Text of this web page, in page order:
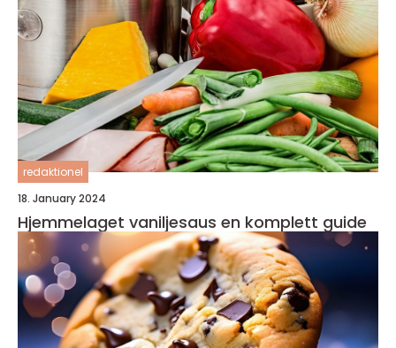
redaktionel
18. January 2024
Hjemmelaget vaniljesaus en komplett guide